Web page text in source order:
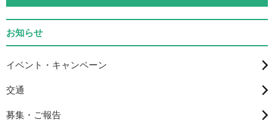
お知らせ
イベント・キャンペーン
交通
募集・ご報告